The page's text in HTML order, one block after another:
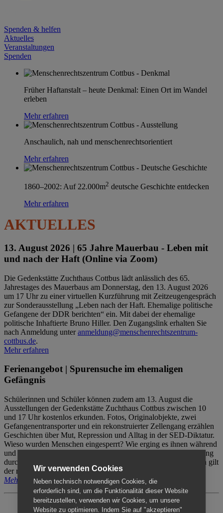
Spenden & helfen
Aktuelles
Veranstaltungen
Spenden
Früher Haftanstalt – heute Denkmal: Einen Ort im Wandel
erleben
Mehr erfahren
Anschaulich, nah und menschenrechtsorientiert
Mehr erfahren
1860–2002: Auf 22.000m2 deutsche Geschichte entdecken
Mehr erfahren
AKTUELLES
13. August 2026 | 65 Jahre Mauerbau - Leben mit
und nach der Haft (Online via Zoom)
Die Gedenkstätte Zuchthaus Cottbus lädt anlässlich des 65.
Jahrestages des Mauerbaus am Donnerstag, den 13. August 2026
um 17 Uhr zu einer virtuellen Kurzführung mit Zeitzeugengespräch
zur Sonderausstellung „Leben nach der Haft. Ehemalige politische
Gefangene der DDR berichten“ ein. Mit dabei der ehemalige
politische Inhaftierte Bruno Hiller. Den Zugangslink erhalten Sie
nach Anmeldung unteranmeldung@menschenrechtszentrum-
cottbus.de.
Mehr erfahren
Ferienangebot | Spurensuche im ehemaligen
Gefängnis
Schülerinnen und Schüler können zudem am 13. August die
Ausstellungen der Gedenkstätte Zuchthaus Cottbus zwischen 10
und 17 Uhr kostenlos erkunden. Fotos, Originalobjekte, zwei
Gefangenentransporter und ein rekonstruierter Zellengang erzählen
Geschichten über Mut, Repression und Alltag in der SED-Diktatur.
Wieso wurden Menschen eingesperrt? Wie erging es ihnen während
und nach der Haft? Der Besuch erfolgt individuell ohne Betreuung
durch das Menschenrechtszentrum Cottbus. Für Begleitpersonen gilt
der reguläre Eintritt (8€ / ermäßigt 5€).
Mehr erfahren
Wir verwenden Cookies
Neben technisch notwendigen Cookies, die
erforderlich sind, um die Funktionalität dieser Website
bereitzustellen, verwenden wir Cookies, um unsere
Website zu optimieren. Indem Sie auf "akzeptieren"